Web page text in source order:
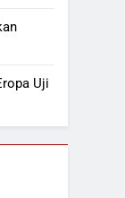
Uji